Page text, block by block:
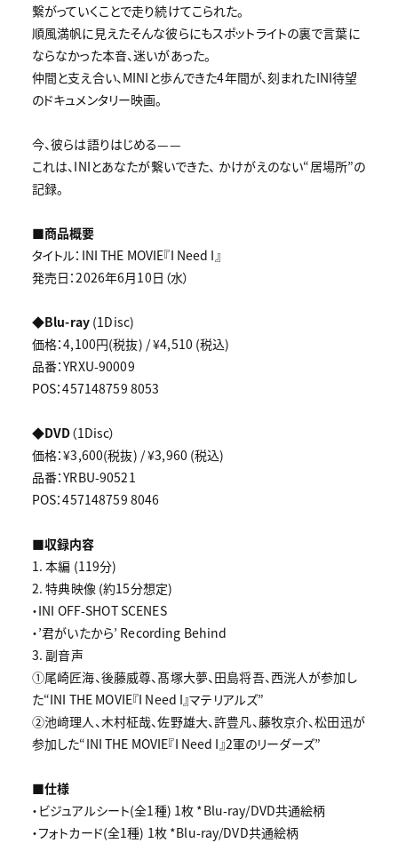
繋がっていくことで走り続けてこられた。
順風満帆に見えたそんな彼らにもスポットライトの裏で言葉に
ならなかった本音、迷いがあった。
仲間と支え合い、MINIと歩んできた4年間が、刻まれたINI待望
のドキュメンタリー映画。
今、彼らは語りはじめる——
これは、INIとあなたが繋いできた、 かけがえのない“居場所”の
記録。
■商品概要
タイトル：INI THE MOVIE『I Need I』
発売日：2026年6月10日（水）
◆Blu-ray(1Disc)
価格：4,100円(税抜) / ¥4,510 (税込)
品番：YRXU-90009
POS：457148759 8053
◆DVD（1Disc）
価格：¥3,600(税抜) / ¥3,960 (税込)
品番：YRBU-90521
POS：457148759 8046
■収録内容
1. 本編 (119分)
2. 特典映像 (約15分想定)
・INI OFF-SHOT SCENES
・’君がいたから’ Recording Behind
3. 副音声
①尾崎匠海、後藤威尊、髙塚大夢、田島将吾、西洸人が参加し
た“INI THE MOVIE『I Need I』マテリアルズ”
②池﨑理人、木村柾哉、佐野雄大、許豊凡、藤牧京介、松田迅が
参加した“INI THE MOVIE『I Need I』2軍のリーダーズ”
■仕様
・ビジュアルシート(全1種) 1枚 *Blu-ray/DVD共通絵柄
・フォトカード(全1種) 1枚 *Blu-ray/DVD共通絵柄